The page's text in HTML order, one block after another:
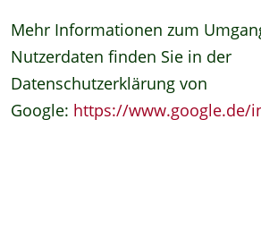
Mehr Informationen zum
Nutzerdaten finden Sie in der
Datenschutzerklärung von
Google: https://